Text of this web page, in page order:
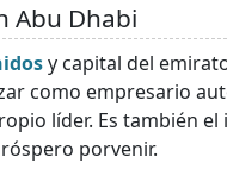
Abu Dhabi
y capital del
como empresario
líder. Es también
porvenir.